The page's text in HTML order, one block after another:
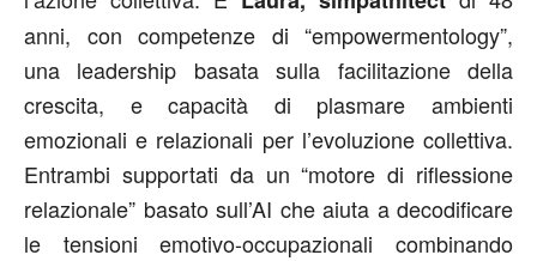
anni, con competenze di “empowermentology”,
una leadership basata sulla facilitazione della
crescita, e capacità di plasmare ambienti
emozionali e relazionali per l’evoluzione collettiva.
Entrambi supportati da un “motore di riflessione
relazionale” basato sull’AI che aiuta a decodificare
le tensioni emotivo-occupazionali combinando